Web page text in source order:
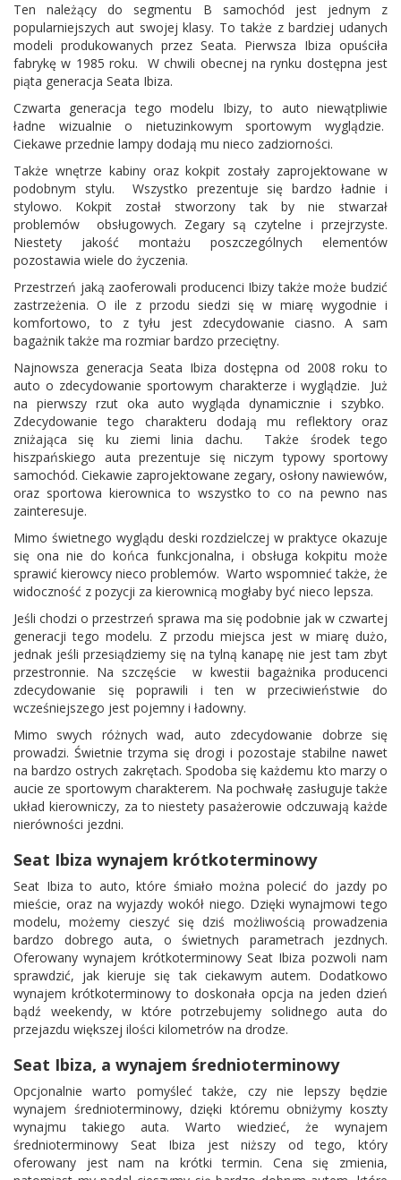
Ten należący do segmentu B samochód jest jednym z
popularniejszych aut swojej klasy. To także z bardziej udanych
modeli produkowanych przez Seata. Pierwsza Ibiza opuściła
fabrykę w 1985 roku. W chwili obecnej na rynku dostępna jest
piąta generacja Seata Ibiza.
Czwarta generacja tego modelu Ibizy, to auto niewątpliwie
ładne wizualnie o nietuzinkowym sportowym wyglądzie.
Ciekawe przednie lampy dodają mu nieco zadziorności.
Także wnętrze kabiny oraz kokpit zostały zaprojektowane w
podobnym stylu. Wszystko prezentuje się bardzo ładnie i
stylowo. Kokpit został stworzony tak by nie stwarzał
problemów obsługowych. Zegary są czytelne i przejrzyste.
Niestety jakość montażu poszczególnych elementów
pozostawia wiele do życzenia.
Przestrzeń jaką zaoferowali producenci Ibizy także może budzić
zastrzeżenia. O ile z przodu siedzi się w miarę wygodnie i
komfortowo, to z tyłu jest zdecydowanie ciasno. A sam
bagażnik także ma rozmiar bardzo przeciętny.
Najnowsza generacja Seata Ibiza dostępna od 2008 roku to
auto o zdecydowanie sportowym charakterze i wyglądzie. Już
na pierwszy rzut oka auto wygląda dynamicznie i szybko.
Zdecydowanie tego charakteru dodają mu reflektory oraz
zniżająca się ku ziemi linia dachu. Także środek tego
hiszpańskiego auta prezentuje się niczym typowy sportowy
samochód. Ciekawie zaprojektowane zegary, osłony nawiewów,
oraz sportowa kierownica to wszystko to co na pewno nas
zainteresuje.
Mimo świetnego wyglądu deski rozdzielczej w praktyce okazuje
się ona nie do końca funkcjonalna, i obsługa kokpitu może
sprawić kierowcy nieco problemów. Warto wspomnieć także, że
widoczność z pozycji za kierownicą mogłaby być nieco lepsza.
Jeśli chodzi o przestrzeń sprawa ma się podobnie jak w czwartej
generacji tego modelu. Z przodu miejsca jest w miarę dużo,
jednak jeśli przesiądziemy się na tylną kanapę nie jest tam zbyt
przestronnie. Na szczęście w kwestii bagażnika producenci
zdecydowanie się poprawili i ten w przeciwieństwie do
wcześniejszego jest pojemny i ładowny.
Mimo swych różnych wad, auto zdecydowanie dobrze się
prowadzi. Świetnie trzyma się drogi i pozostaje stabilne nawet
na bardzo ostrych zakrętach. Spodoba się każdemu kto marzy o
aucie ze sportowym charakterem. Na pochwałę zasługuje także
układ kierowniczy, za to niestety pasażerowie odczuwają każde
nierówności jezdni.
Seat Ibiza wynajem krótkoterminowy
Seat Ibiza to auto, które śmiało można polecić do jazdy po
mieście, oraz na wyjazdy wokół niego. Dzięki wynajmowi tego
modelu, możemy cieszyć się dziś możliwością prowadzenia
bardzo dobrego auta, o świetnych parametrach jezdnych.
Oferowany wynajem krótkoterminowy Seat Ibiza pozwoli nam
sprawdzić, jak kieruje się tak ciekawym autem. Dodatkowo
wynajem krótkoterminowy to doskonała opcja na jeden dzień
bądź weekendy, w które potrzebujemy solidnego auta do
przejazdu większej ilości kilometrów na drodze.
Seat Ibiza, a wynajem średnioterminowy
Opcjonalnie warto pomyśleć także, czy nie lepszy będzie
wynajem średnioterminowy, dzięki któremu obniżymy koszty
wynajmu takiego auta. Warto wiedzieć, że wynajem
średnioterminowy Seat Ibiza jest niższy od tego, który
oferowany jest nam na krótki termin. Cena się zmienia,